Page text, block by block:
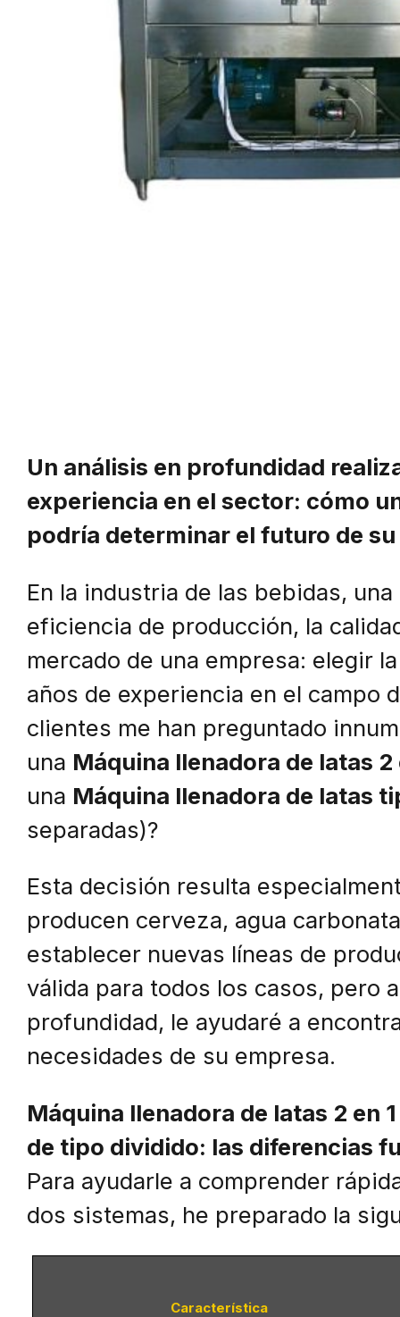
Un análisis en profundidad
experiencia en el sector: cómo
podría determinar el futuro de
En la industria de las bebidas,
eficiencia de producción, la
mercado de una empresa: elegir
años de experiencia en el campo
clientes me han preguntado
una Máquina llenadora de latas 2
una Máquina llenadora de latas
separadas)?
Esta decisión resulta
producen cerveza, agua
establecer nuevas líneas de
válida para todos los casos, pero
profundidad, le ayudaré a
necesidades de su empresa.
Máquina llenadora de latas 2 en
de tipo dividido: las diferencias
Para ayudarle a comprender
dos sistemas, he preparado la
Característica